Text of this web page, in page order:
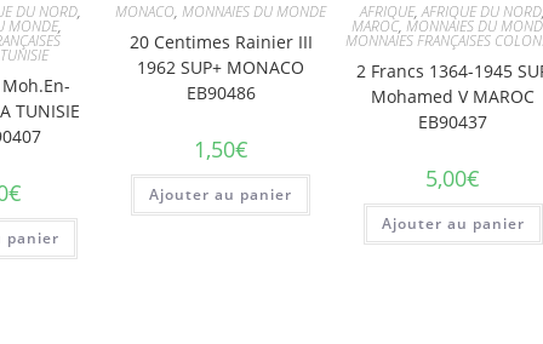
DU NORD,
MONDE,
TUNISIE
TUNISIE
€
panier
MONACO,MONNAIES DU MONDE
20 Centimes Rainier III
1962 SUP+ MONACO
EB90486
1,50€
Ajouter au panier
AFRIQUE,AFRIQUE DU NORD
MAROC,MONNAIES DU
MONNAIES FRANÇAISES
2 Francs 1364-1945
Mohamed V MAROC
EB90437
5,00€
Ajouter au panier